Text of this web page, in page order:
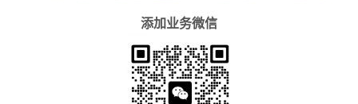
添加业务微信